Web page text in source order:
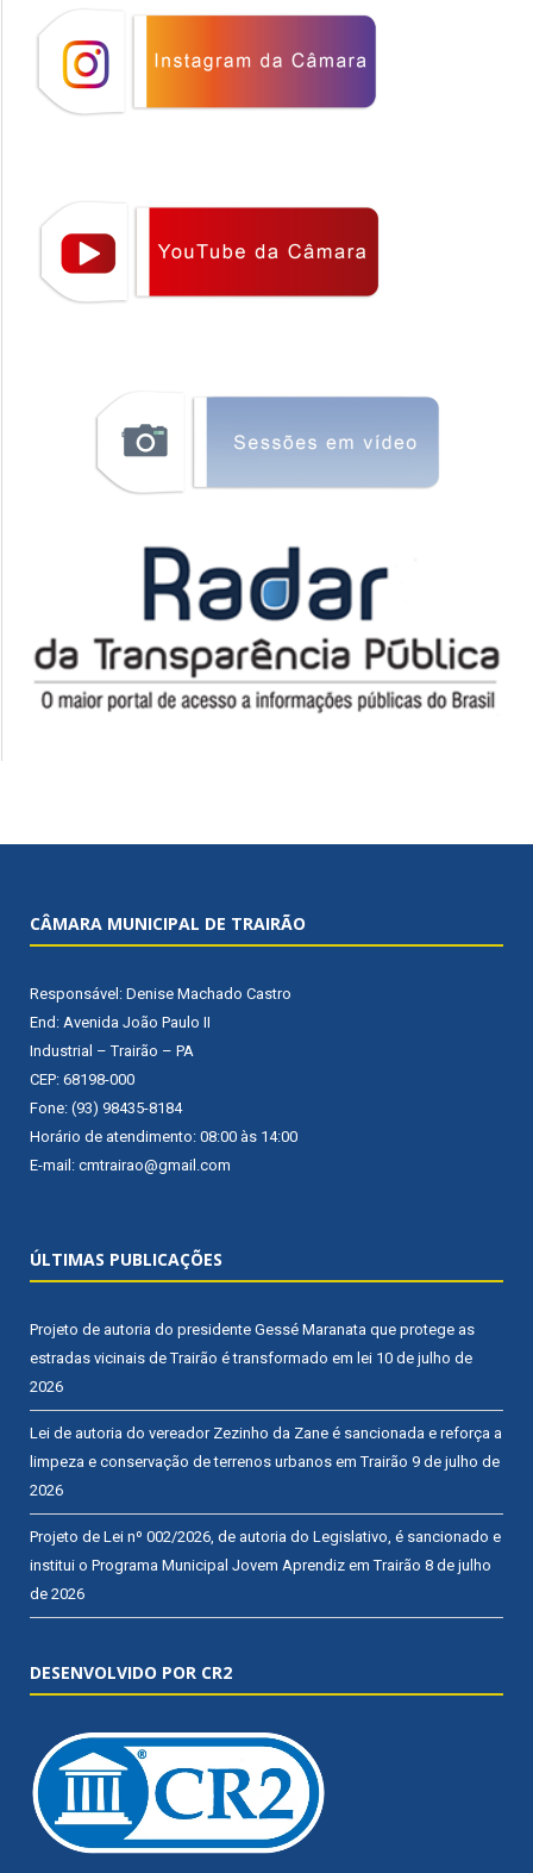
CÂMARA MUNICIPAL DE TRAIRÃO
Responsável: Denise Machado Castro
End: Avenida João Paulo II
Industrial – Trairão – PA
CEP: 68198-000
Fone: (93) 98435-8184
Horário de atendimento: 08:00 às 14:00
E-mail: cmtrairao@gmail.com
ÚLTIMAS PUBLICAÇÕES
Projeto de autoria do presidente Gessé Maranata que protege as
estradas vicinais de Trairão é transformado em lei 10 de julho de
2026
Lei de autoria do vereador Zezinho da Zane é sancionada e reforça a
limpeza e conservação de terrenos urbanos em Trairão 9 de julho de
2026
Projeto de Lei nº 002/2026, de autoria do Legislativo, é sancionado e
institui o Programa Municipal Jovem Aprendiz em Trairão 8 de julho
de 2026
DESENVOLVIDO POR CR2